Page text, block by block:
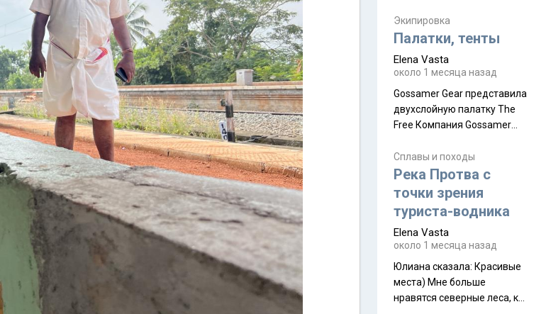
надеюсь увидеть.
Экипировка
Палатки, тенты
Elena Vasta
около 1 месяца назад
Gossamer Gear представила
двухслойную палатку The
Free Компания Gossamer
туристическую палатку The
Free, которая стала первой
ультралегкой моделью в
ассортименте
производителя. Новинка
получила двухслойную
конструкцию с отдельным
внешним тентом и сетчатой
внутренней палаткой, а ее
Сплавы и походы
Река Протва с
точки зрения
туриста-водника
Elena Vasta
около 1 месяца назад
Юлиана сказалa: Красивые
места) Мне больше
нравятся северные леса, как